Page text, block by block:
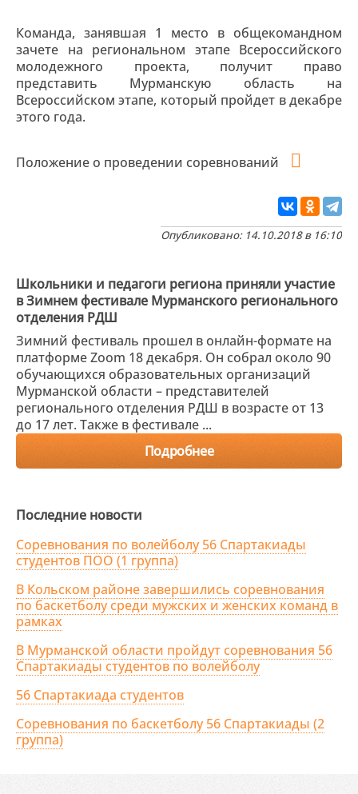
Команда, занявшая 1 место в общекомандном
зачете на региональном этапе Всероссийского
молодежного проекта, получит право
представить Мурманскую область на
Всероссийском этапе, который пройдет в декабре
этого года.
Положение о проведении соревнований
Опубликовано: 14.10.2018 в 16:10
Школьники и педагоги региона приняли участие
в Зимнем фестивале Мурманского регионального
отделения РДШ
Зимний фестиваль прошел в онлайн-формате на
платформе Zoom 18 декабря. Он собрал около 90
обучающихся образовательных организаций
Мурманской области – представителей
регионального отделения РДШ в возрасте от 13
до 17 лет. Также в фестивале ...
Подробнее
Последние новости
Соревнования по волейболу 56 Спартакиады
студентов ПОО (1 группа)
В Кольском районе завершились соревнования
по баскетболу среди мужских и женских команд в
рамках
В Мурманской области пройдут соревнования 56
Спартакиады студентов по волейболу
56 Спартакиада студентов
Соревнования по баскетболу 56 Спартакиады (2
группа)